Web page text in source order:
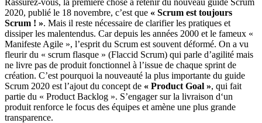
2020, publié le 18 novembre, c’est que « Scrum est toujours
Scrum ! ». Mais il reste nécessaire de clarifier les pratiques et
dissiper les malentendus. Car depuis les années 2000 et le fameux «
Manifeste Agile », l’esprit du Scrum est souvent déformé. On a vu
fleurir du « scrum flasque » (Flaccid Scrum) qui parle d’agilité mais
ne livre pas de produit fonctionnel à l’issue de chaque sprint de
création. C’est pourquoi la nouveauté la plus importante du guide
Scrum 2020 est l’ajout du concept de « Product Goal », qui fait
partie du « Product Backlog ». S’engager sur la livraison d‘un
produit renforce le focus des équipes et amène une plus grande
transparence.